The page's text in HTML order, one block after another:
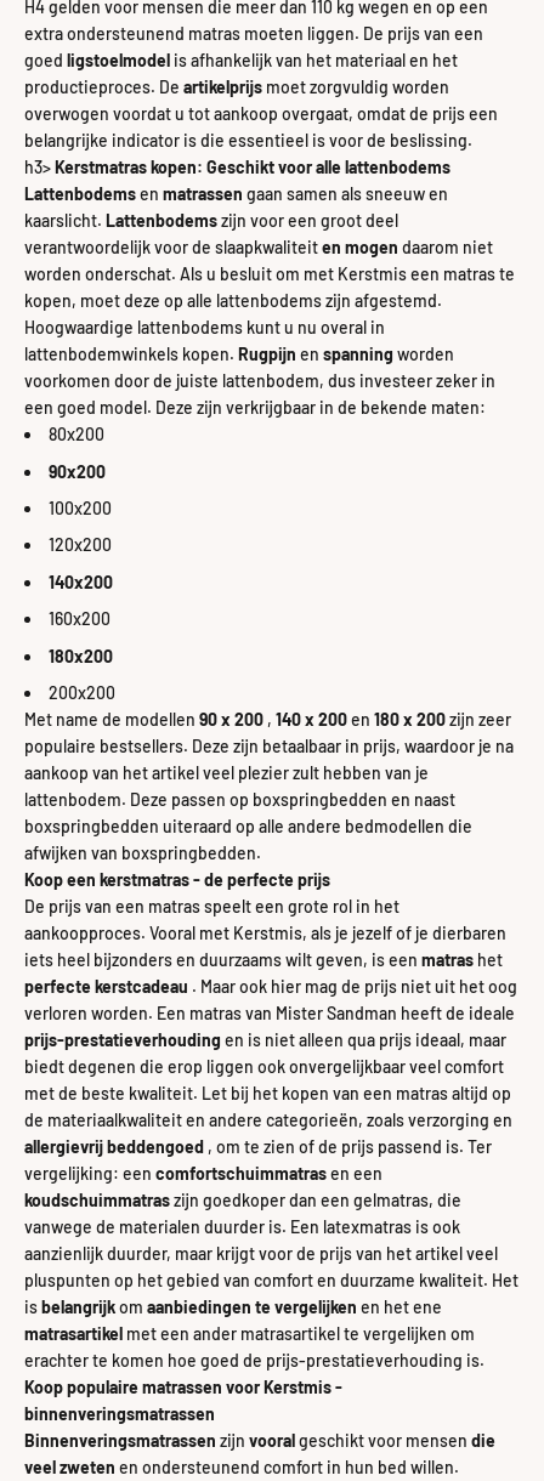
H4 gelden voor mensen die meer dan 110 kg wegen en op een
extra ondersteunend matras moeten liggen. De prijs van een
goed ligstoelmodel is afhankelijk van het materiaal en het
productieproces. De artikelprijs moet zorgvuldig worden
overwogen voordat u tot aankoop overgaat, omdat de prijs een
belangrijke indicator is die essentieel is voor de beslissing.
h3>Kerstmatras kopen: Geschikt voor alle lattenbodems
Lattenbodemsen matrassen gaan samen als sneeuw en
kaarslicht. Lattenbodemszijn voor een groot deel
verantwoordelijk voor de slaapkwaliteiten mogen daarom niet
worden onderschat. Als u besluit om met Kerstmis een matras te
kopen, moet deze op alle lattenbodems zijn afgestemd.
Hoogwaardige lattenbodems kunt u nu overal in
lattenbodemwinkels kopen. Rugpijn en spanning worden
voorkomen door de juiste lattenbodem, dus investeer zeker in
een goed model. Deze zijn verkrijgbaar in de bekende maten:
80x200
90x200
100x200
120x200
140x200
160x200
180x200
200x200
Met name de modellen 90 x 200 , 140 x 200en 180 x 200zijn zeer
populaire bestsellers. Deze zijn betaalbaar in prijs, waardoor je na
aankoop van het artikel veel plezier zult hebben van je
lattenbodem. Deze passen op boxspringbedden en naast
boxspringbedden uiteraard op alle andere bedmodellen die
afwijken van boxspringbedden.
Koop een kerstmatras - de perfecte prijs
De prijs van een matras speelt een grote rol in het
aankoopproces. Vooral met Kerstmis, als je jezelf of je dierbaren
iets heel bijzonders en duurzaams wilt geven, is een matras het
perfecte kerstcadeau . Maar ook hier mag de prijs niet uit het oog
verloren worden. Een matras van Mister Sandman heeft de ideale
prijs-prestatieverhouding en is niet alleen qua prijs ideaal, maar
biedt degenen die erop liggen ook onvergelijkbaar veel comfort
met de beste kwaliteit. Let bij het kopen van een matras altijd op
de materiaalkwaliteit en andere categorieën, zoals verzorging en
allergievrij beddengoed , om te zien of de prijs passend is. Ter
vergelijking: een comfortschuimmatrasen een
koudschuimmatraszijn goedkoper dan een gelmatras, die
vanwege de materialen duurder is. Een latexmatras is ook
aanzienlijk duurder, maar krijgt voor de prijs van het artikel veel
pluspunten op het gebied van comfort en duurzame kwaliteit. Het
isbelangrijkom aanbiedingen te vergelijken en het ene
matrasartikel met een ander matrasartikel te vergelijken om
erachter te komen hoe goed de prijs-prestatieverhouding is.
Koop populaire matrassen voor Kerstmis -
binnenveringsmatrassen
Binnenveringsmatrassen zijn vooralgeschiktvoor mensen die
veel zweten en ondersteunend comfort in hun bed willen.